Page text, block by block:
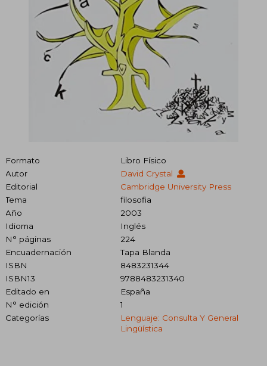
Formato
Libro Físico
Autor
David Crystal
Editorial
Cambridge University Press
Tema
filosofia
Año
2003
Idioma
Inglés
N° páginas
224
Encuadernación
Tapa Blanda
ISBN
8483231344
ISBN13
9788483231340
Editado en
España
N° edición
1
Categorías
Lenguaje: Consulta Y General
Lingüística